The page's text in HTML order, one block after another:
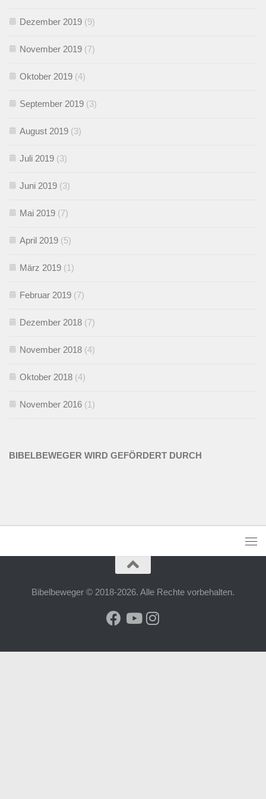
Dezember 2019 (9)
November 2019 (7)
Oktober 2019 (4)
September 2019 (3)
August 2019 (3)
Juli 2019 (3)
Juni 2019 (3)
Mai 2019 (7)
April 2019 (5)
März 2019 (1)
Februar 2019 (7)
Dezember 2018 (7)
November 2018 (4)
Oktober 2018 (4)
November 2016 (1)
BIBELBEWEGER WIRD GEFÖRDERT DURCH
Bibelbeweger © 2018-2026. Alle Rechte vorbehalten.